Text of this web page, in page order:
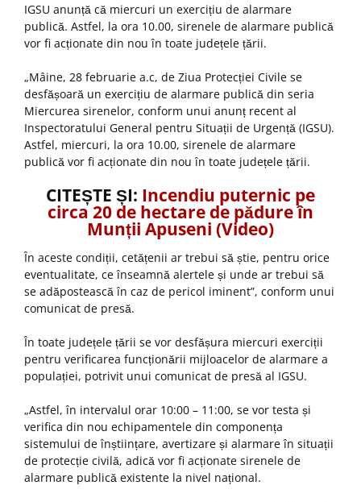
IGSU anunță că miercuri un exercițiu de alarmare
publică. Astfel, la ora 10.00, sirenele de alarmare publică
vor fi acționate din nou în toate județele țării.
„Mâine, 28 februarie a.c, de Ziua Protecției Civile se
desfășoară un exercițiu de alarmare publică din seria
Miercurea sirenelor, conform unui anunț recent al
Inspectoratului General pentru Situații de Urgență (IGSU).
Astfel, miercuri, la ora 10.00, sirenele de alarmare
publică vor fi acționate din nou în toate județele țării.
CITEȘTE ȘI: Incendiu puternic pe
circa 20 de hectare de pădure în
Munții Apuseni (Video)
În aceste condiții, cetățenii ar trebui să știe, pentru orice
eventualitate, ce înseamnă alertele și unde ar trebui să
se adăpostească în caz de pericol iminent”, conform unui
comunicat de presă.
În toate județele țării se vor desfășura miercuri exerciții
pentru verificarea funcționării mijloacelor de alarmare a
populației, potrivit unui comunicat de presă al IGSU.
„Astfel, în intervalul orar 10:00 – 11:00, se vor testa și
verifica din nou echipamentele din componența
sistemului de înștiințare, avertizare și alarmare în situații
de protecție civilă, adică vor fi acționate sirenele de
alarmare publică existente la nivel național.